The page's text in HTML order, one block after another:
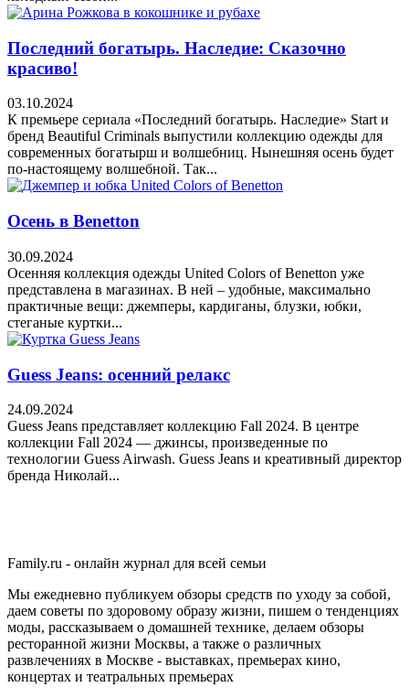
Последний богатырь. Наследие: Сказочно
красиво!
03.10.2024
К премьере сериала «Последний богатырь. Наследие» Start и
бренд Beautiful Criminals выпустили коллекцию одежды для
современных богатырш и волшебниц. Нынешняя осень будет
по-настоящему волшебной. Так...
Осень в Benetton
30.09.2024
Осенняя коллекция одежды United Colors of Benetton уже
представлена в магазинах. В ней – удобные, максимально
практичные вещи: джемперы, кардиганы, блузки, юбки,
стеганые куртки...
Guess Jeans: осенний релакс
24.09.2024
Guess Jeans представляет коллекцию Fall 2024. В центре
коллекции Fall 2024 — джинсы, произведенные по
технологии Guess Airwash. Guess Jeans и креативный директор
бренда Николай...
Family.ru - онлайн журнал для всей семьи
Мы ежедневно публикуем обзоры средств по уходу за собой,
даем советы по здоровому образу жизни, пишем о тенденциях
моды, рассказываем о домашней технике, делаем обзоры
ресторанной жизни Москвы, а также о различных
развлечениях в Москве - выставках, премьерах кино,
концертах и театральных премьерах